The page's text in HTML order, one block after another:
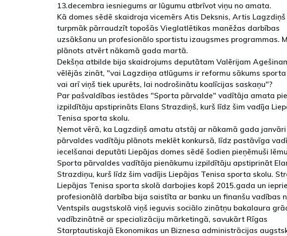
13.decembra iesniegums ar lūgumu atbrīvot viņu no amata.
Kā domes sēdē skaidroja vicemērs Atis Deksnis, Artis Lagzdiņš
turpmāk pārraudzīt topošās Vieglatlētikas manēžas darbības
uzsākšanu un profesionālo sportistu izaugsmes programmas.
plānots atvērt nākamā gada martā.
Dekšņa atbilde bija skaidrojums deputātam Valērijam
vēlējās zināt, "vai Lagzdiņa atlūgums ir reformu sākums
vai arī viņš tiek upurēts, lai nodrošinātu koalīcijas saskaņu"?
Par pašvaldības iestādes "Sporta pārvalde" vadītāja amata
izpildītāju apstiprināts Elans Strazdiņš, kurš līdz šim vadīja
Tenisa sporta skolu.
Ņemot vērā, ka Lagzdiņš amatu atstāj ar nākamā gada
pārvaldes vadītāju plānots meklēt konkursā, līdz pastāvīga
iecelšanai deputāti Liepājas domes sēdē šodien pieņēmuši
Sporta pārvaldes vadītāja pienākumu izpildītāju apstiprināt
Strazdiņu, kurš līdz šim vadījis Liepājas Tenisa sporta skolu.
Liepājas Tenisa sporta skolā darbojies kopš 2015.gada un
profesionālā darbība bija saistīta ar banku un finanšu vadības
Ventspils augstskolā viņš ieguvis sociālo zinātņu bakalaura
vadībzinātnē ar specializāciju mārketingā, savukārt Rīgas
Starptautiskajā Ekonomikas un Biznesa administrācijas